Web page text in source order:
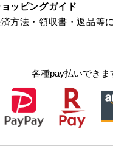
ッピングガイド
方法・領収書・返品等
各種pay払いできま